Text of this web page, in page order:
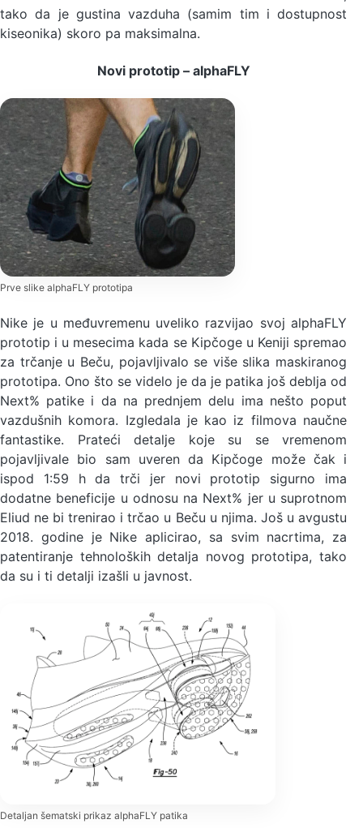
tako da je gustina vazduha (samim tim i dostupnost
kiseonika) skoro pa maksimalna.
Novi prototip – alphaFLY
Prve slike alphaFLY prototipa
Nike je u međuvremenu uveliko razvijao svoj alphaFLY
prototip i u mesecima kada se Kipčoge u Keniji spremao
za trčanje u Beču, pojavljivalo se više slika maskiranog
prototipa. Ono što se videlo je da je patika još deblja od
Next% patike i da na prednjem delu ima nešto poput
vazdušnih komora. Izgledala je kao iz filmova naučne
fantastike. Prateći detalje koje su se vremenom
pojavljivale bio sam uveren da Kipčoge može čak i
ispod 1:59 h da trči jer novi prototip sigurno ima
dodatne beneficije u odnosu na Next% jer u suprotnom
Eliud ne bi trenirao i trčao u Beču u njima. Još u avgustu
2018. godine je Nike aplicirao, sa svim nacrtima, za
patentiranje tehnoloških detalja novog prototipa, tako
da su i ti detalji izašli u javnost.
Detaljan šematski prikaz alphaFLY patika